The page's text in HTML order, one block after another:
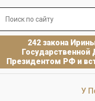
242 закона
Президентом РФ и
У